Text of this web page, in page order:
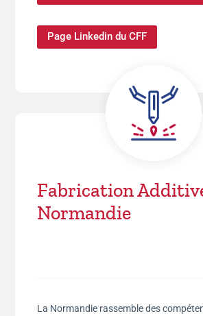
Page Linkedin du CFF
Fabrication
Normandie
La Normandie rassemble des